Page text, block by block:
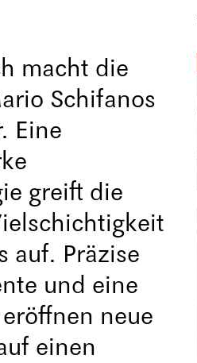
macht die
Schifanos
Eine
greift die
auf. Präzise
und eine
neue
einen